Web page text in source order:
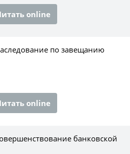
online
по завещанию
online
банковской